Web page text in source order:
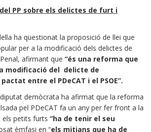
PP sobre els delictes de furt i
ha qüestionat la proposició de llei que
per a la modificació dels delictes de
afirmant que “és una reforma que
modificació del delicte de
entre el PDeCAT i el PSOE”.
demòcrata ha afirmat que la reforma
pel PDeCAT fa un any per fer front a la
els petits furts “ha de tenir el seu
èmfasi en “els mitjans que ha de